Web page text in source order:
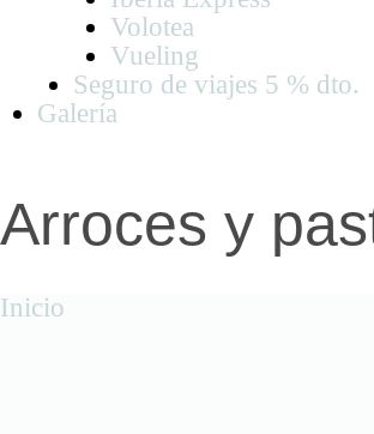
Volotea
Vueling
Seguro de viajes 5 % dto.
Galería
Arroces y
Inicio